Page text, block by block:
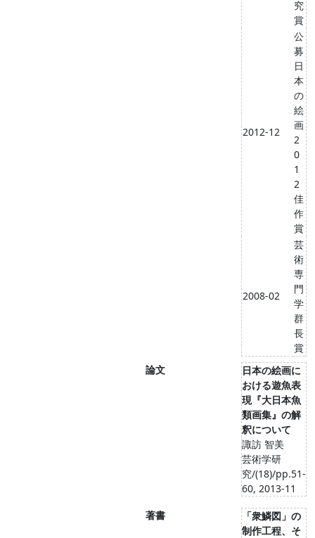
究
賞
2012-12
公
募
日
本
の
絵
画
2
0
1
2
佳
作
賞
2008-02
芸
術
専
門
学
群
長
賞
論文
日本の絵画に
おける遊魚表
現『大日本魚
類画集』の解
釈について
諏訪 智美
芸術学研
究/(18)/pp.51-
60, 2013-11
著書
「衆鱗図」の
制作工程、そ